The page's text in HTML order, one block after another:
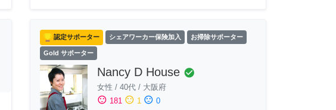
認定サポーター シェアワーカー保険加入 お掃除サポーター
Gold サポーター
Nancy D House check_circle
女性 / 40代/ 大阪府
sentiment_satisfied 181 sentiment_neutral 1 sentiment_dissatisfied 0